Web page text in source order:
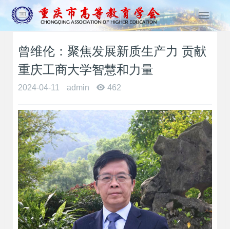
T
o
g
v
i
g
a
i
o
n
曾维伦：聚焦发展新质生产力 贡献
重庆工商大学智慧和力量
2024-04-11 admin 462